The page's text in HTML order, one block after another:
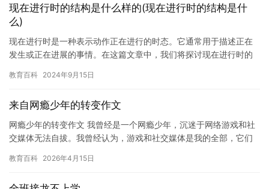
现在进行时的结构是什么样的(现在进行时的结构是什
么)
现在进行时是一种表示动作正在进行的时态。它通常用于描述正在
发生或正在进展的事情。在这篇文章中，我们将探讨现在进行时的
语…
教育百科 2024年9月15日
来自网瘾少年的转变作文
网瘾少年的转变作文 我曾经是一个网瘾少年，沉迷于网络游戏和社
交媒体无法自拔。我曾经认为，游戏和社交媒体是我的全部，它们
的推…
教育百科 2026年4月15日